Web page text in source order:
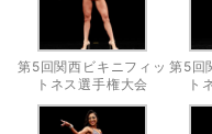
第5回関西ビキニフィッ
トネス選手権大会
第5回
ト